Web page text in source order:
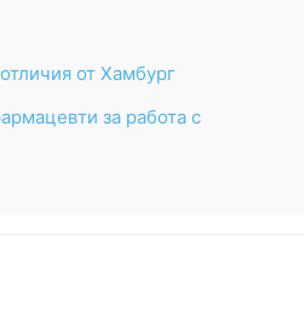
от Хамбург
за работа с